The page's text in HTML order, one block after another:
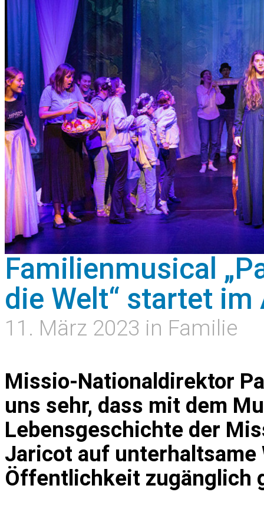
Familienmusical
die Welt“ startet im
11. März 2023 in Familie
Missio-Nationaldirektor
uns sehr, dass mit dem
Lebensgeschichte der
Jaricot auf unterhaltsame
Öffentlichkeit zugänglich